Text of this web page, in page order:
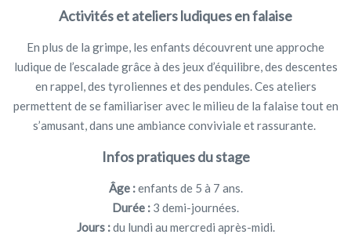
Activités et ateliers ludiques en falaise
En plus de la grimpe, les enfants découvrent une approche
ludique de l’escalade grâce à des jeux d’équilibre, des descentes
en rappel, des tyroliennes et des pendules. Ces ateliers
permettent de se familiariser avec le milieu de la falaise tout en
s’amusant, dans une ambiance conviviale et rassurante.
Infos pratiques du stage
Âge :enfants de 5 à 7 ans.
Durée : 3 demi-journées.
Jours :du lundi au mercredi après-midi.